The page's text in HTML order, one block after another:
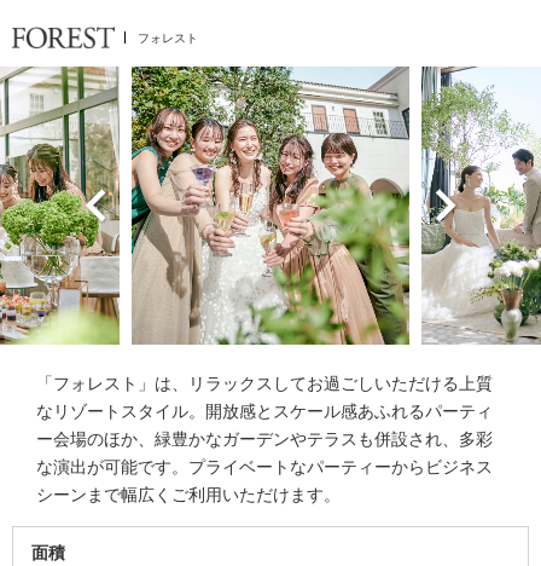
フォレスト
「フォレスト」は、リラックスしてお過ごしいただける上質
なリゾートスタイル。開放感とスケール感あふれるパーティ
ー会場のほか、緑豊かなガーデンやテラスも併設され、多彩
な演出が可能です。プライベートなパーティーからビジネス
シーンまで幅広くご利用いただけます。
面積